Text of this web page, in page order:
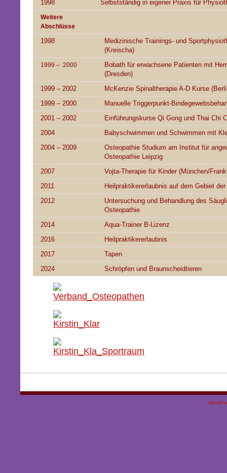
1998
Selbstständig in eigener Praxis für
Weitere
Abschlüsse
1998
Medizinische Trainings- und
(Kreischa)
1999 – 2000
Bobath für erwachsene Patienten mit
(Dresden)
1999 – 2002
McKenzie Spinaltherapie A-D Kurse
1999 – 2000
Manuelle Triggerpunkt-
2001 – 2002
Einführungskurse Qi Gong und Thai Chi
2004
Babyschwimmen und Schwimmen mit
2004 – 2009
Osteopathie Studium am Institut für
Osteopathie Leipzig
2007
Vojta-Therapie für Kinder (München/
2011
Heilpraktikererlaubnis auf dem Gebiet
2012
Untersuchung und Behandlung des
Osteopathie
2014
Aqua-Trainer B-Lizenz
2016
Heilpraktikererlaubnis
2017
Tapen
2024
Schröpfen und Braunscheidtieren